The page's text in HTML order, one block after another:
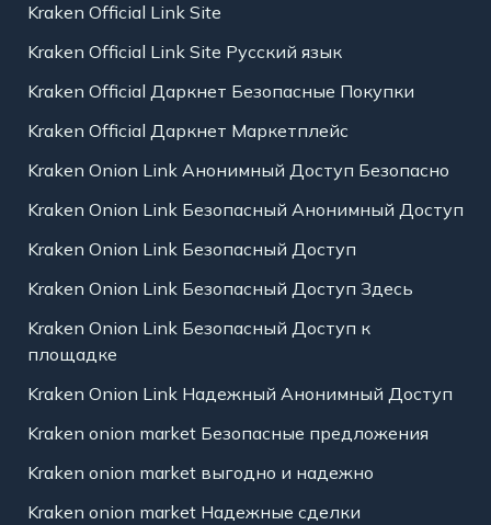
Kraken Official Link Site
Kraken Official Link Site Русский язык
Kraken Official Даркнет Безопасные Покупки
Kraken Official Даркнет Маркетплейс
Kraken Onion Link Анонимный Доступ Безопасно
Kraken Onion Link Безопасный Анонимный Доступ
Kraken Onion Link Безопасный Доступ
Kraken Onion Link Безопасный Доступ Здесь
Kraken Onion Link Безопасный Доступ к
площадке
Kraken Onion Link Надежный Анонимный Доступ
Kraken onion market Безопасные предложения
Kraken onion market выгодно и надежно
Kraken onion market Надежные сделки